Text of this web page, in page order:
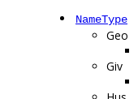
NameType
Geo
Giv